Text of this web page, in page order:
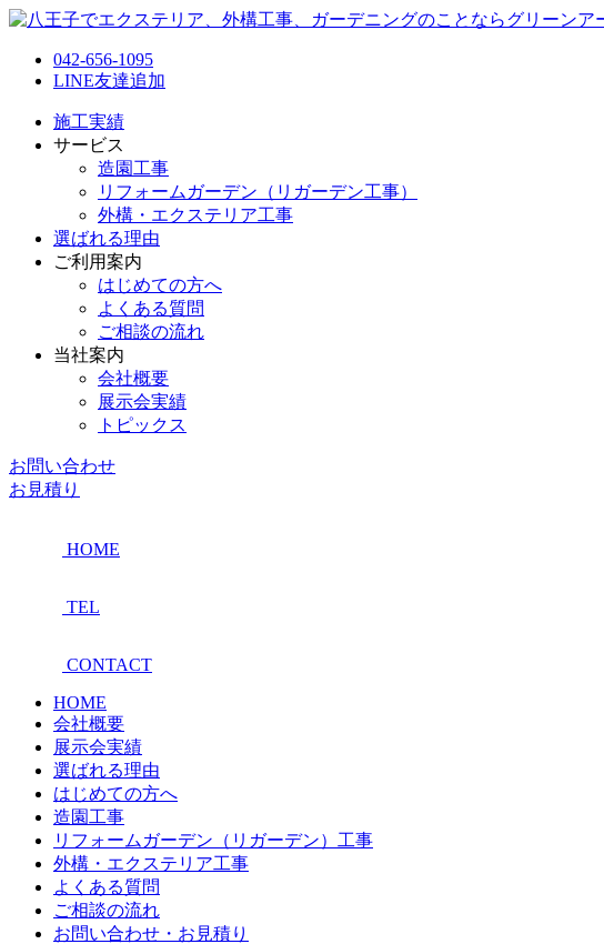
042-656-1095
LINE友達追加
施工実績
サービス
造園工事
リフォームガーデン（リガーデン工事）
外構・エクステリア工事
選ばれる理由
ご利用案内
はじめての方へ
よくある質問
ご相談の流れ
当社案内
会社概要
展示会実績
トピックス
お問い合わせ
お見積り
HOME
TEL
CONTACT
HOME
会社概要
展示会実績
選ばれる理由
はじめての方へ
造園工事
リフォームガーデン（リガーデン）工事
外構・エクステリア工事
よくある質問
ご相談の流れ
お問い合わせ・お見積り